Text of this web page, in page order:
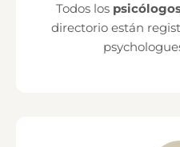
Todos los
directorio están